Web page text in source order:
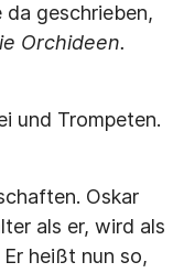
da geschrieben,
Orchideen.
und Trompeten.
Oskar
als er, wird als
heißt nun so,